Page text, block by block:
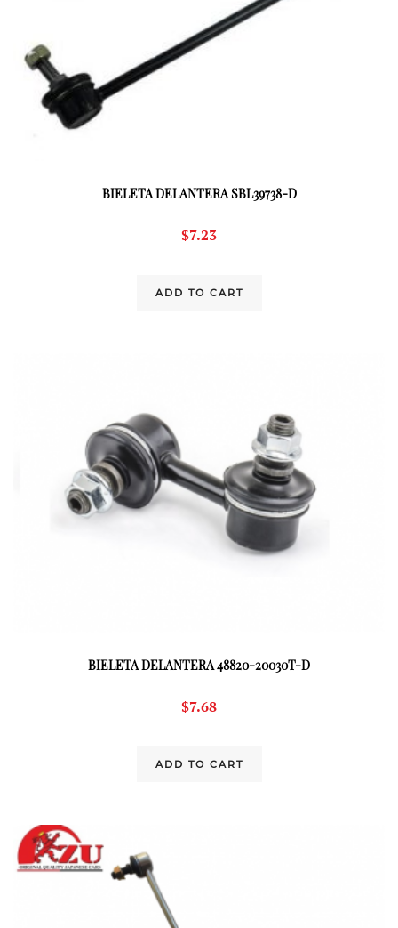
BIELETA DELANTERA SBL39738-D
$7.23
ADD TO CART
BIELETA DELANTERA 48820-20030T-D
$7.68
ADD TO CART